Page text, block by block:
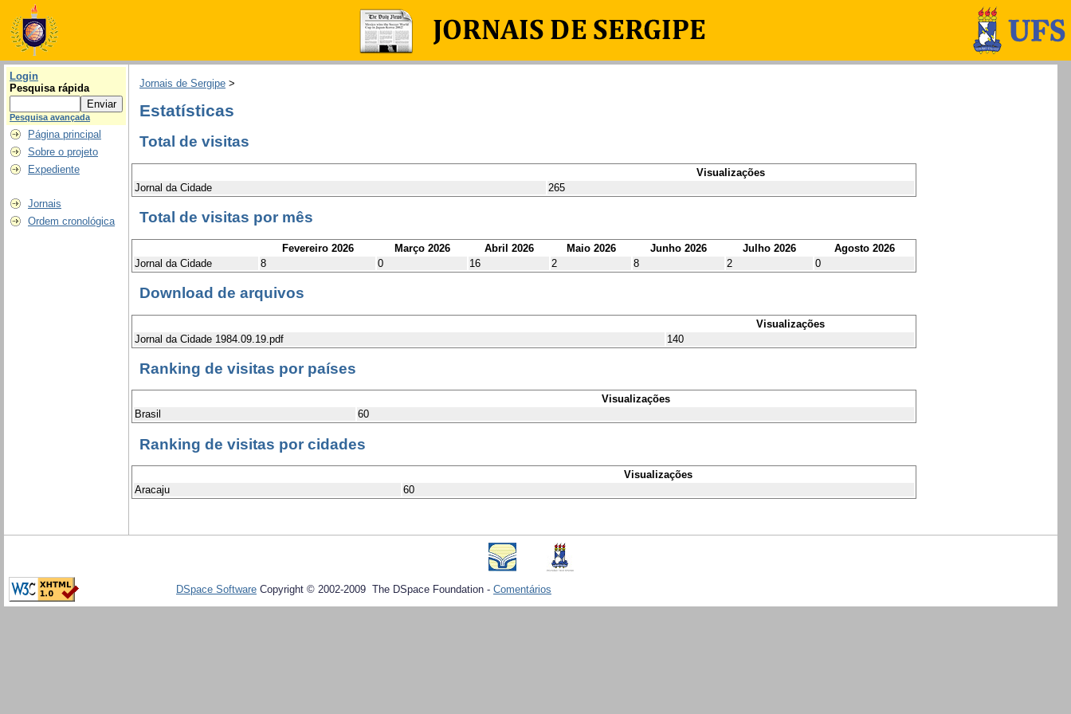
Login
Pesquisa rápida
Pesquisa avançada
Página principal
Sobre o projeto
Expediente
Jornais
Ordem cronológica
Jornais de Sergipe >
Estatísticas
Total de visitas
Visualizações
Jornal da Cidade
265
Total de visitas por mês
Fevereiro 2026 Março 2026 Abril 2026 Maio 2026 Junho 2026 Julho 2026
Agosto 2026
Jornal da Cidade
8 0 16 2 8 2 0
Download de arquivos
Visualizações
Jornal da Cidade 1984.09.19.pdf
140
Ranking de visitas por países
Visualizações
Brasil
60
Ranking de visitas por cidades
Visualizações
Aracaju
60
DSpace Software Copyright © 2002-2009 The DSpace Foundation - Comentários